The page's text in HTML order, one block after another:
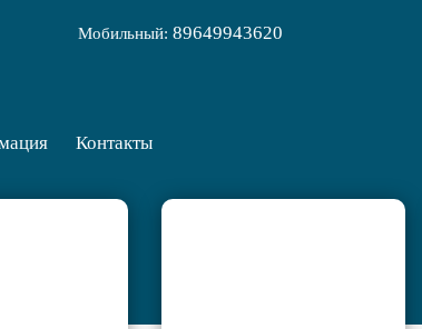
Мобильный: 89649943620
Контакты